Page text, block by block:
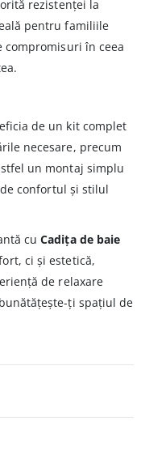
rezistenței la
pentru familiile
compromisuri în ceea
de un kit complet
necesare, precum
un montaj simplu
confortul și stilul
cuCadița de baie
ci și estetică,
de relaxare
ți spațiul de